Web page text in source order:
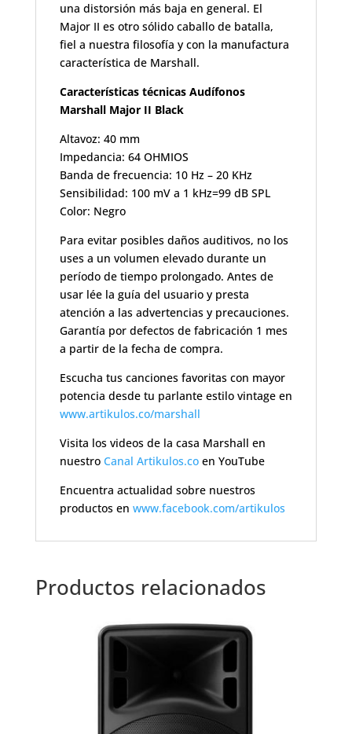
una distorsión más baja en general. El
Major II es otro sólido caballo de batalla,
fiel a nuestra filosofía y con la manufactura
característica de Marshall.
Características técnicas Audífonos
Marshall Major II Black
Altavoz: 40 mm
Impedancia: 64 OHMIOS
Banda de frecuencia: 10 Hz – 20 KHz
Sensibilidad: 100 mV a 1 kHz=99 dB SPL
Color: Negro
Para evitar posibles daños auditivos, no los
uses a un volumen elevado durante un
período de tiempo prolongado. Antes de
usar lée la guía del usuario y presta
atención a las advertencias y precauciones.
Garantía por defectos de fabricación 1 mes
a partir de la fecha de compra.
Escucha tus canciones favoritas con mayor
potencia desde tu parlante estilo vintage en
www.artikulos.co/marshall
Visita los videos de la casa Marshall en
nuestro Canal Artikulos.co en YouTube
Encuentra actualidad sobre nuestros
productos en www.facebook.com/artikulos
Productos relacionados